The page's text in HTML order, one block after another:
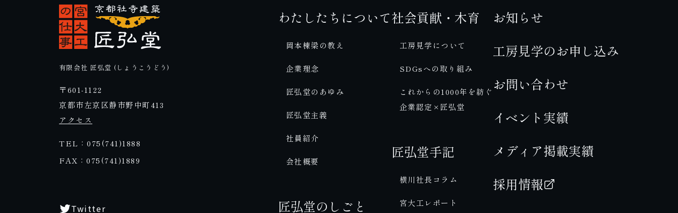
有限会社 匠弘堂 (しょうこうどう)
〒601-1122
京都市左京区静市野中町413
アクセス
TEL：075(741)1888
FAX：075(741)1889
Twitter
わたしたちについて
岡本棟梁の教え
企業理念
匠弘堂のあゆみ
匠弘堂主義
社員紹介
会社概要
匠弘堂のしごと
社会貢献・木育
工房見学について
SDGsへの取り組み
これからの1000年を紡ぐ
企業認定×匠弘堂
匠弘堂手記
横川社長コラム
宮大工レポート
お知らせ
工房見学のお申し込み
お問い合わせ
イベント実績
メディア掲載実績
採用情報